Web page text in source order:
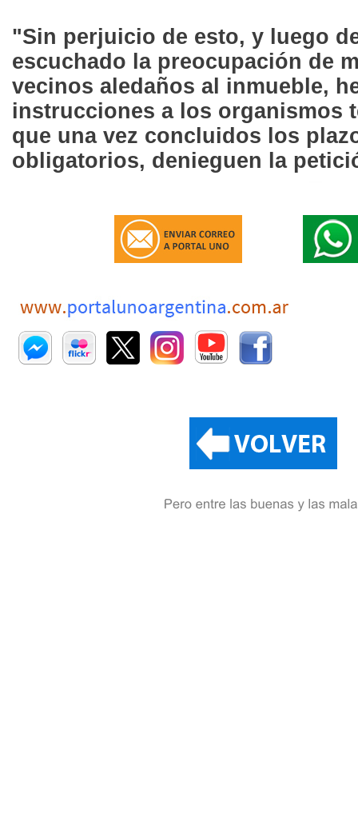
"Sin perjuicio de esto, y luego
escuchado la preocupación de
vecinos aledaños al inmueble,
instrucciones a los organismos
que una vez concluidos los
obligatorios, denieguen la